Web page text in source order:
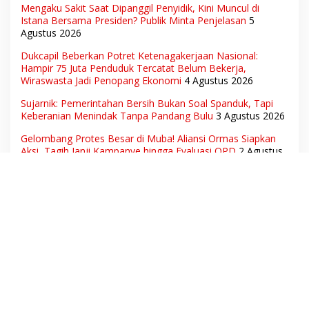
Mengaku Sakit Saat Dipanggil Penyidik, Kini Muncul di
Istana Bersama Presiden? Publik Minta Penjelasan 5
Agustus 2026
Dukcapil Beberkan Potret Ketenagakerjaan Nasional:
Hampir 75 Juta Penduduk Tercatat Belum Bekerja,
Wiraswasta Jadi Penopang Ekonomi 4 Agustus 2026
Sujarnik: Pemerintahan Bersih Bukan Soal Spanduk, Tapi
Keberanian Menindak Tanpa Pandang Bulu 3 Agustus 2026
Gelombang Protes Besar di Muba! Aliansi Ormas Siapkan
Aksi, Tagih Janji Kampanye hingga Evaluasi OPD 2 Agustus